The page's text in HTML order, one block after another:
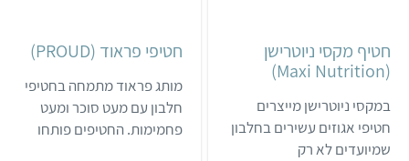
חטיף מקסי ניוטרישן
(Maxi Nutrition)
במקסי ניוטרישן מייצרים
חטיפי אגוזים עשירים בחלבון
שמיועדים לא רק
חטיפי פראוד (PROUD)
מותג פראוד מתמחה בחטיפי
חלבון עם מעט סוכר ומעט
פחמימות. החטיפים פותחו